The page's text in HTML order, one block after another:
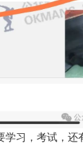
学习，考试，还